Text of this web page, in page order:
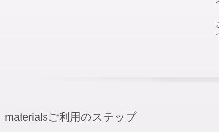
materialsご利用のステップ